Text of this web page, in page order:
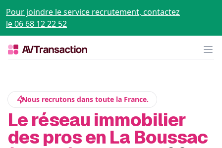
Pour joindre le service recrutement, contactez
le 06 68 12 22 52
Nous recrutons dans toute la France.
Le réseau immobilier
des pros en La Boussac